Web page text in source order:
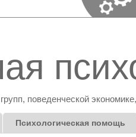
поведенческой
Психологическая помощь